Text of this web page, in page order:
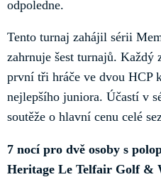
odpoledne.
Tento turnaj zahájil sérii
zahrnuje šest turnajů.
první tři hráče ve dvou HCP
nejlepšího juniora. Účastí v
soutěže o hlavní cenu celé
7 nocí pro dvě osoby s
Heritage Le Telfair Golf &